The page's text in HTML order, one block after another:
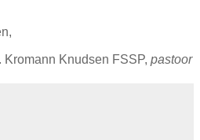
Kromann Knudsen FSSP, pastoor